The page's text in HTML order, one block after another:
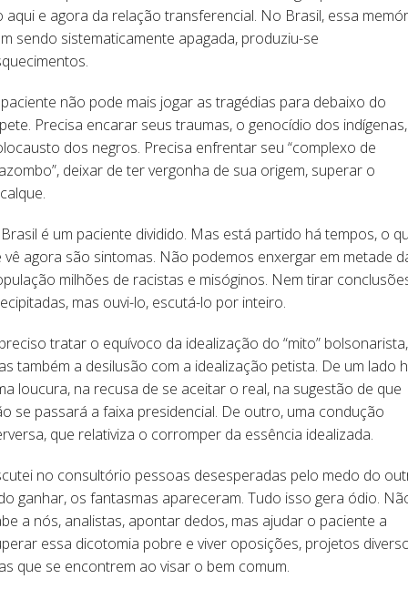
aqui e agora da relação transferencial. No Brasil, essa
sendo sistematicamente apagada, produziu-se
não pode mais jogar as tragédias para debaixo do
Precisa encarar seus traumas, o genocídio dos
dos negros. Precisa enfrentar seu “complexo de
deixar de ter vergonha de sua origem, superar o
é um paciente dividido. Mas está partido há tempos, o
vê agora são sintomas. Não podemos enxergar em metade
milhões de racistas e misóginos. Nem tirar
mas ouvi-lo, escutá-lo por inteiro.
tratar o equívoco da idealização do “mito” bolsonarista,
também a desilusão com a idealização petista. De um lado
loucura, na recusa de se aceitar o real, na sugestão de que
se passará a faixa presidencial. De outro, uma condução
que relativiza o corromper da essência idealizada.
no consultório pessoas desesperadas pelo medo do
ganhar, os fantasmas apareceram. Tudo isso gera ódio.
a nós, analistas, apontar dedos, mas ajudar o paciente a
essa dicotomia pobre e viver oposições, projetos
que se encontrem ao visar o bem comum.